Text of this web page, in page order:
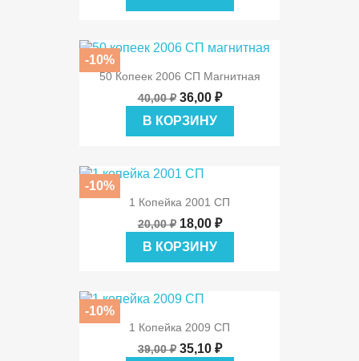
50 Копеек 2006 СП Магнитная
40,00 ₽ 36,00 ₽
В КОРЗИНУ
-10%
1 Копейка 2001 СП
20,00 ₽ 18,00 ₽
В КОРЗИНУ
-10%
1 Копейка 2009 СП
39,00 ₽ 35,10 ₽
-10%